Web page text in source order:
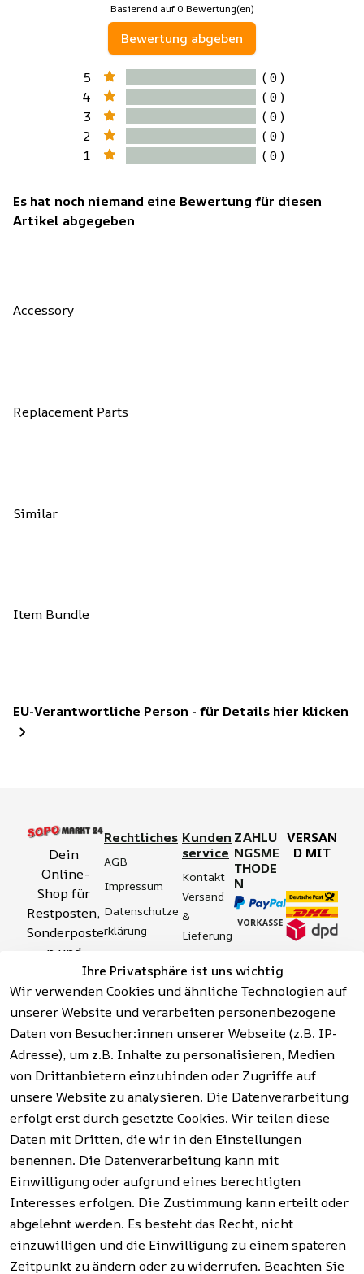
Basierend auf 0 Bewertung(en)
Bewertung abgeben
5
( 0 )
4
( 0 )
3
( 0 )
2
( 0 )
1
( 0 )
Es hat noch niemand eine Bewertung für diesen
Artikel abgegeben
Accessory
Replacement Parts
Similar
Item Bundle
EU-Verantwortliche Person - für Details hier klicken
Ihre Privatsphäre ist uns wichtig
Wir verwenden Cookies und ähnliche Technologien auf
unserer Website und verarbeiten personenbezogene
Daten von Besucher:innen unserer Webseite (z.B. IP-
Adresse), um z.B. Inhalte zu personalisieren, Medien
von Drittanbietern einzubinden oder Zugriffe auf
unsere Website zu analysieren. Die Datenverarbeitung
erfolgt erst durch gesetzte Cookies. Wir teilen diese
Daten mit Dritten, die wir in den Einstellungen
benennen. Die Datenverarbeitung kann mit
Einwilligung oder aufgrund eines berechtigten
Interesses erfolgen. Die Zustimmung kann erteilt oder
abgelehnt werden. Es besteht das Recht, nicht
einzuwilligen und die Einwilligung zu einem späteren
Zeitpunkt zu ändern oder zu widerrufen. Beachten Sie
Dein
Online-
Shop für
Restposten,
Sonderposte
n und
Aktionsartik
el rund um
Werkzeuge,
Garten,
Haushalt
und mehr.
Vertrag
widerrufen
Rechtliches
AGB
Impressum
Datenschutze
rklärung
tserklärung
Widerrufsrech
t
Hinweise zur
Batterieentso
rgung
Kunden
service
Kontakt
Versand
&
Lieferung
&
Sicherhei
t
Häufige
Fragen
(FAQ)
ZAHLU
NGSME
THODE
N
VERSAN
D MIT
Facebook |
Instagram |
Newsletter
AGB | Impressum |
Datenschutzerklärung |
Barrierefreiheitserklärung |
Widerrufsrecht